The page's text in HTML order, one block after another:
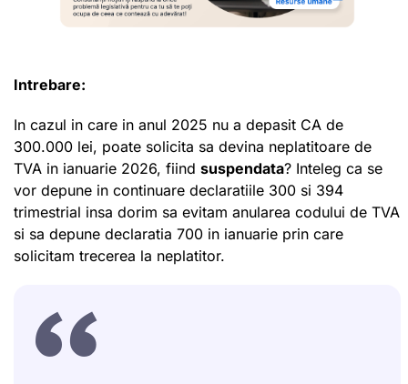
Intrebare:
In cazul in care in anul 2025 nu a depasit CA de
300.000 lei, poate solicita sa devina neplatitoare de
TVA in ianuarie 2026, fiind suspendata? Inteleg ca se
vor depune in continuare declaratiile 300 si 394
trimestrial insa dorim sa evitam anularea codului de TVA
si sa depune declaratia 700 in ianuarie prin care
solicitam trecerea la neplatitor.